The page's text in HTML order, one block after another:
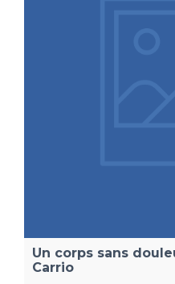
Un corps sans
Carrio